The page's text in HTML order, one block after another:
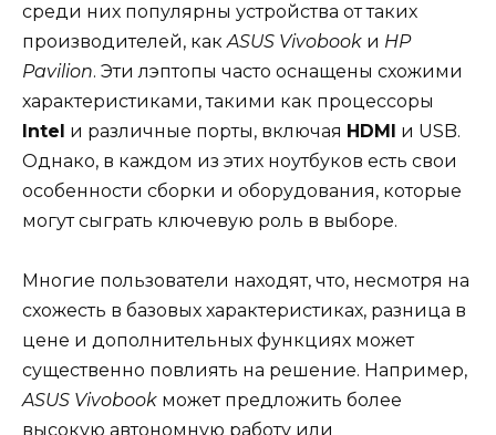
среди них популярны устройства от таких
производителей, какASUS Vivobook и HP
Pavilion. Эти лэптопы часто оснащены схожими
характеристиками, такими как процессоры
Intel и различные порты, включая HDMI и USB.
Однако, в каждом из этих ноутбуков есть свои
особенности сборки и оборудования, которые
могут сыграть ключевую роль в выборе.
Многие пользователи находят, что, несмотря на
схожесть в базовых характеристиках, разница в
цене и дополнительных функциях может
существенно повлиять на решение. Например,
ASUS Vivobook может предложить более
высокую автономную работу или